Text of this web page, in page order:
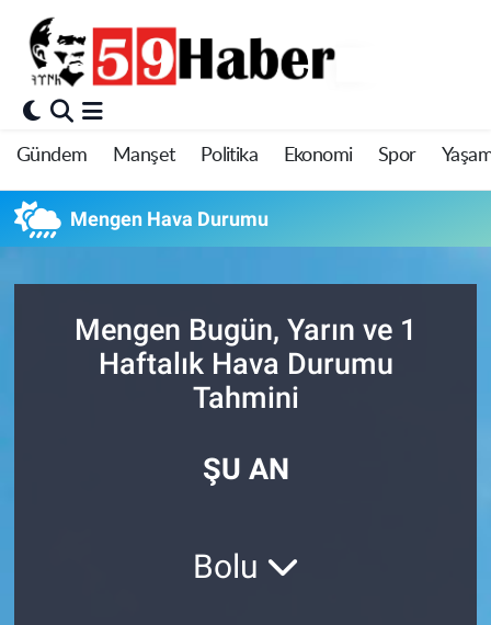
Gündem Manşet Politika Ekonomi Spor
Mengen Hava Durumu
Mengen Bugün, Yarın ve 1
Haftalık Hava Durumu
Tahmini
ŞU AN
Bolu